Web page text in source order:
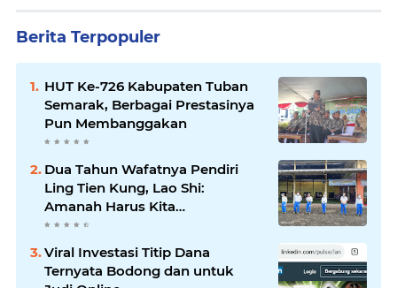
Berita Terpopuler
HUT Ke-726 Kabupaten Tuban
Semarak, Berbagai Prestasinya
Pun Membanggakan
Dua Tahun Wafatnya Pendiri
Ling Tien Kung, Lao Shi:
Amanah Harus Kita
Laksanakan!
Viral Investasi Titip Dana
Ternyata Bodong dan untuk